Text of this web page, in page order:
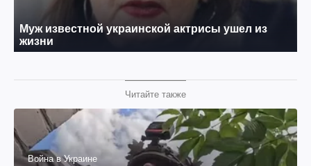
Читайте также
Война в Украине